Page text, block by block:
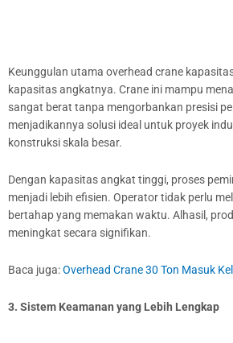
Keunggulan utama overhead crane
kapasitas angkatnya. Crane ini mampu
sangat berat tanpa mengorbankan presisi
menjadikannya solusi ideal untuk proyek
konstruksi skala besar.
Dengan kapasitas angkat tinggi, proses
menjadi lebih efisien. Operator tidak perlu
bertahap yang memakan waktu. Alhasil,
meningkat secara signifikan.
Baca juga:Overhead Crane 30 Ton Masuk
3. Sistem Keamanan yang Lebih Lengkap